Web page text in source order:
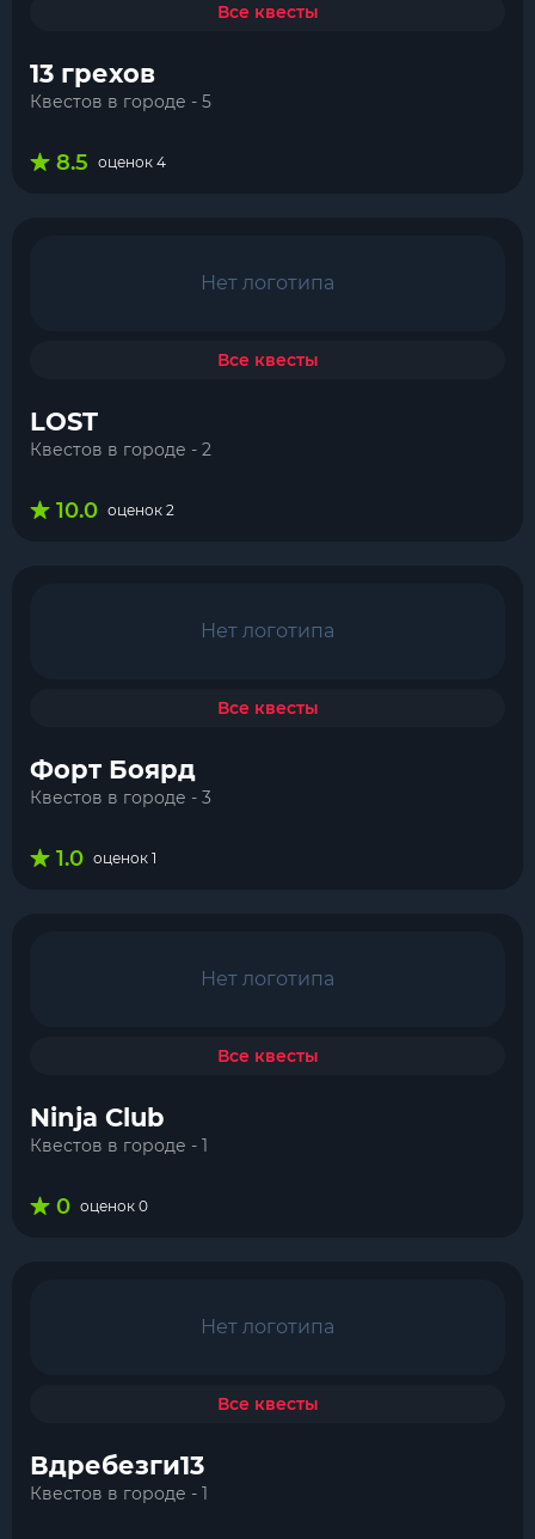
Все квесты
13 грехов
Квестов в городе - 5
8.5 оценок 4
Нет логотипа
Все квесты
LOST
Квестов в городе - 2
10.0 оценок 2
Нет логотипа
Все квесты
Форт Боярд
Квестов в городе - 3
1.0 оценок 1
Нет логотипа
Все квесты
Ninja Club
Квестов в городе - 1
0 оценок 0
Нет логотипа
Все квесты
Вдребезги13
Квестов в городе - 1